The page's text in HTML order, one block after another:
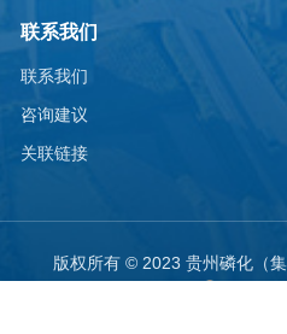
联系我们
联系我们
咨询建议
关联链接
版权所有 © 2023 贵州磷化（